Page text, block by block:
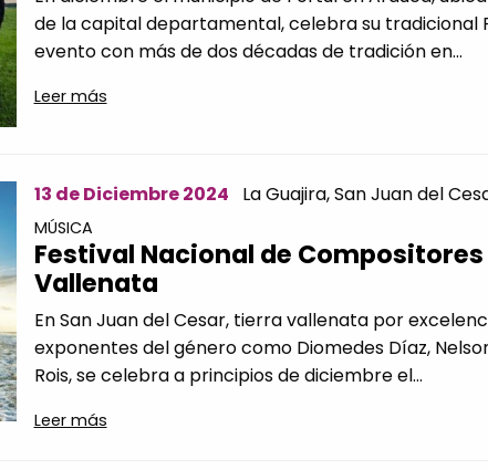
de la capital departamental, celebra su tradicional
evento con más de dos décadas de tradición en...
Leer más
13 de Diciembre 2024 La Guajira,San Juan del
MÚSICA
Festival Nacional de
Vallenata
En San Juan del Cesar, tierra vallenata por
exponentes del género como Diomedes Díaz,
Rois, se celebra a principios de diciembre el...
Leer más